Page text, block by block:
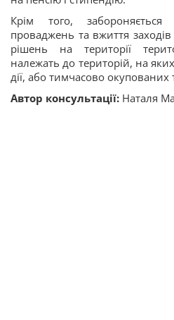
Крім того, забороняється
проваджень та вжиття
рішень на території
належать до територій, на
дії, або тимчасово окупованих
Автор консультації: Наталя